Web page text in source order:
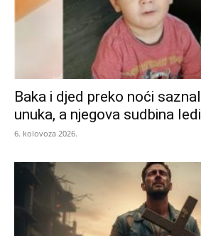
Baka i djed preko noći
unuka, a njegova sudbina
6. kolovoza 2026.